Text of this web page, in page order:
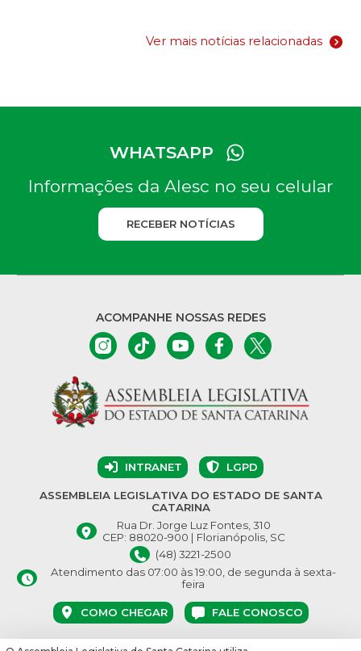
Ver mais notícias relacionadas
WHATSAPP
Informações da Alesc no seu celular
RECEBER NOTÍCIAS
ACOMPANHE NOSSAS REDES
INTRANET LGPD
ASSEMBLEIA LEGISLATIVA DO ESTADO DE SANTA
CATARINA
Rua Dr. Jorge Luz Fontes, 310
CEP: 88020-900 | Florianópolis, SC
(48) 3221-2500
Atendimento das 07:00 às 19:00, de segunda à sexta-
feira
COMO CHEGAR FALE CONOSCO